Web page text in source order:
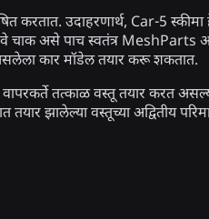
करतात. उदाहरणार्थ, Car-5
असे पाच स्वतंत्र MeshParts
कार मॉडेल तयार करू शकतात.
तत्काळ वस्तू तयार करत
झालेल्या वस्तूच्या अद्वितीय